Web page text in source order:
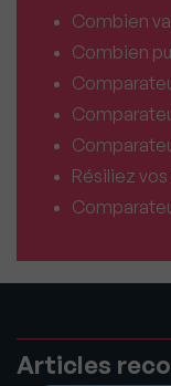
Combien
Combien
Résiliez
Articles